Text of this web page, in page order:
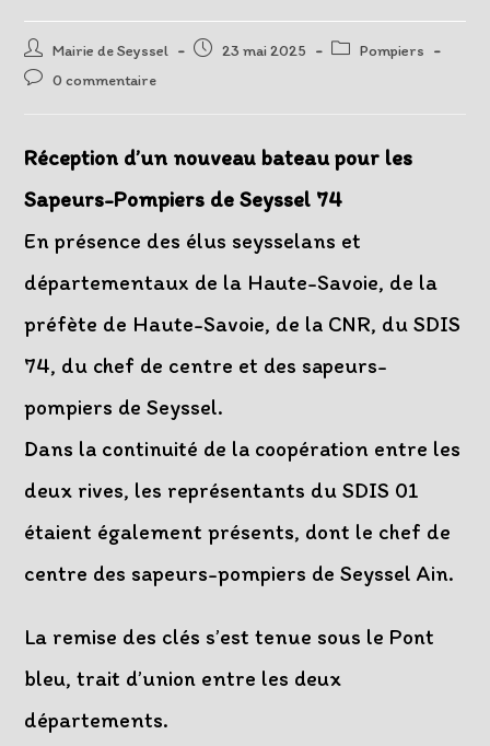
Auteur/autrice
de
Mairie de Seyssel
Post23 mai 2025
PostPompiers
Post0 commentaire
Réception d’un nouveau bateau pour les
Sapeurs-Pompiers de Seyssel 74
En présence des élus seysselans et
départementaux de la Haute-Savoie, de la
préfète de Haute-Savoie, de la CNR, du SDIS
74, du chef de centre et des sapeurs-
pompiers de Seyssel.
Dans la continuité de la coopération entre les
deux rives, les représentants du SDIS 01
étaient également présents, dont le chef de
centre des sapeurs-pompiers de Seyssel Ain.
La remise des clés s’est tenue sous le Pont
bleu, trait d’union entre les deux
départements.